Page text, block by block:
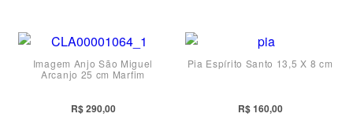
Imagem Anjo São Miguel
Arcanjo 25 cm Marfim
R$ 290,00
Pia Espírito Santo 13,5 X 8 cm
R$ 160,00